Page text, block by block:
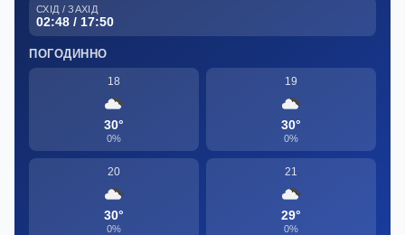
СХІД / ЗАХІД
02:48 / 17:50
ПОГОДИННО
18
30°
0%
19
30°
0%
20
30°
0%
21
29°
0%